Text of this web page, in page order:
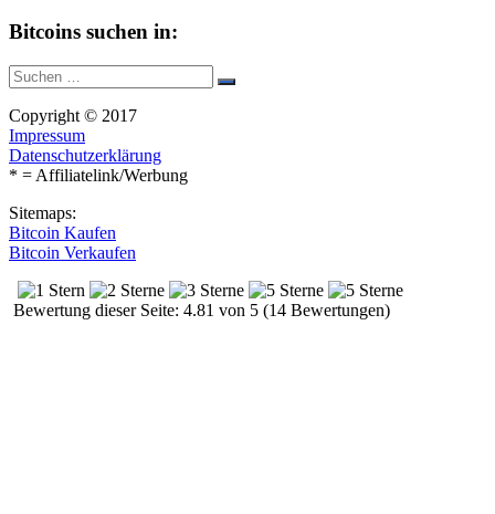
Bitcoins suchen in:
Suche
nach:
Suchen
Copyright © 2017
Impressum
Datenschutzerklärung
* = Affiliatelink/Werbung
Sitemaps:
Bitcoin Kaufen
Bitcoin Verkaufen
Bewertung dieser Seite: 4.81 von 5 (14 Bewertungen)